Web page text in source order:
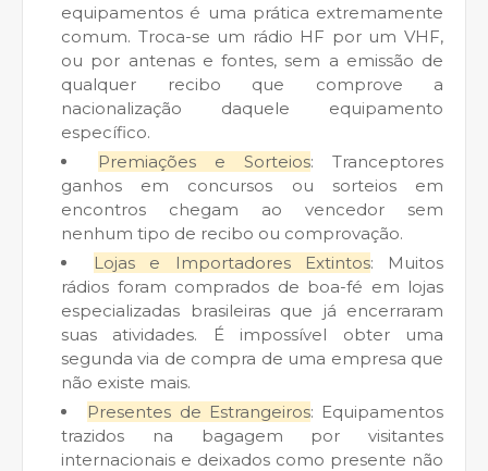
equipamentos é uma prática extremamente
comum. Troca-se um rádio HF por um VHF,
ou por antenas e fontes, sem a emissão de
qualquer recibo que comprove a
nacionalização daquele equipamento
específico.
Premiações e Sorteios: Tranceptores
ganhos em concursos ou sorteios em
encontros chegam ao vencedor sem
nenhum tipo de recibo ou comprovação.
Lojas e Importadores Extintos: Muitos
rádios foram comprados de boa-fé em lojas
especializadas brasileiras que já encerraram
suas atividades. É impossível obter uma
segunda via de compra de uma empresa que
não existe mais.
Presentes de Estrangeiros: Equipamentos
trazidos na bagagem por visitantes
internacionais e deixados como presente não